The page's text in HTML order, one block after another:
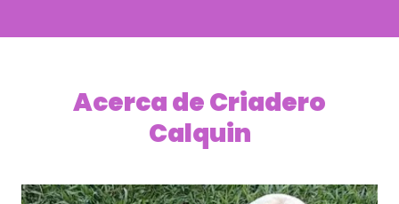
Acerca de Criadero
Calquin